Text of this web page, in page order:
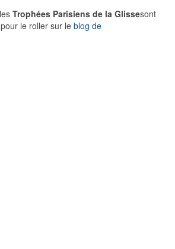
Trophées Parisiens de la Glissesont
le roller sur le blog de